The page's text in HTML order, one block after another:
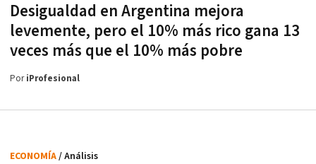
Desigualdad en Argentina mejora
levemente, pero el 10% más rico gana 13
veces más que el 10% más pobre
PoriProfesional
ECONOMÍA/ Análisis